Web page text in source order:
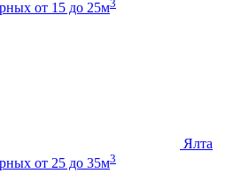
от 15 до 25м
Ялта
от 25 до 35м3